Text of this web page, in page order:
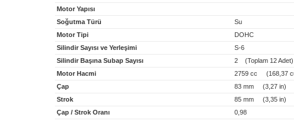
Motor Yapısı
Soğutma Türü
Su
Motor Tipi
DOHC
Silindir Sayısı ve Yerleşimi
S-6
Silindir Başına Subap Sayısı
2 (Toplam 12 Adet)
Motor Hacmi
2759 cc (168,37
Çap
83 mm (3,27 in)
Strok
85 mm (3,35 in)
Çap / Strok Oranı
0,98